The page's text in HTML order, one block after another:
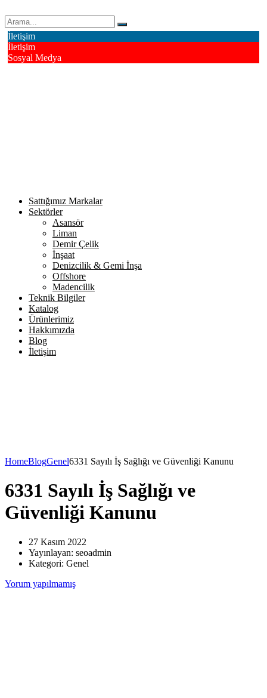
İletişim
İletişim
Sosyal Medya
Sattığımız Markalar
Sektörler
Asansör
Liman
Demir Çelik
İnşaat
Denizcilik & Gemi İnşa
Offshore
Madencilik
Teknik Bilgiler
Katalog
Ürünlerimiz
Hakkımızda
Blog
İletişim
HomeBlogGenel6331 Sayılı İş Sağlığı ve Güvenliği Kanunu
6331 Sayılı İş Sağlığı ve
Güvenliği Kanunu
27 Kasım 2022
Yayınlayan: seoadmin
Kategori: Genel
Yorum yapılmamış